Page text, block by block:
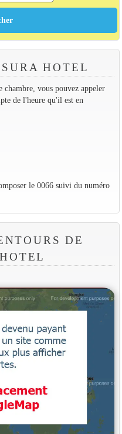
HOTEL
vous pouvez appeler
de l'heure qu'il est en
le 0066 suivi du numéro
DE